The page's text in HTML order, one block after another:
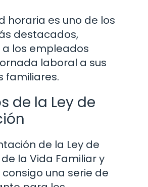
horaria es uno de los
destacados,
los empleados
laboral a sus
familiares.
de la Ley de
de la Ley de
la Vida Familiar y
una serie de